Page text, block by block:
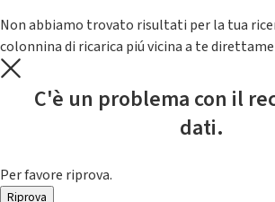
Non abbiamo trovato risultati per la tua
colonnina di ricarica piú vicina a te
C'è un problema con il
dati.
Per favore riprova.
Riprova